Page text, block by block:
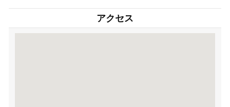
アクセス